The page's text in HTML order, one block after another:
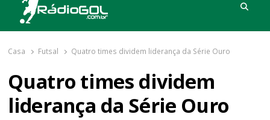
Rádio Gol
Há mais de 20 anos com as melhores coberturas
Casa Futsal Quatro times dividem liderança da Série Ouro
Quatro times dividem
liderança da Série Ouro